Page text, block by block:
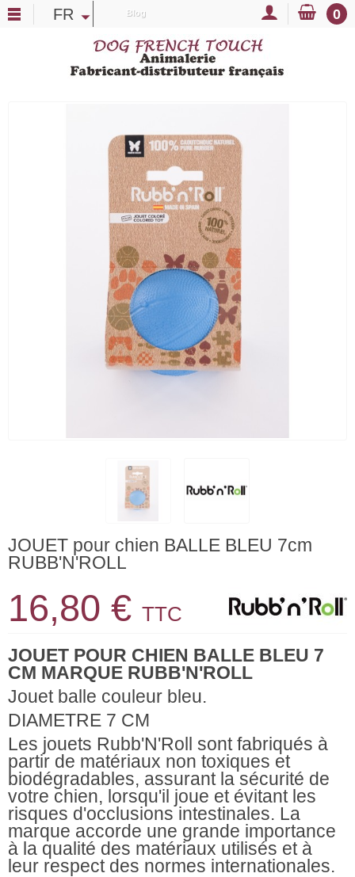
FR Blog 0
JOUET pour chien BALLE BLEU 7cm
RUBB'N'ROLL
16,80 € TTC
JOUET POUR CHIEN BALLE BLEU 7
CM MARQUE RUBB'N'ROLL
Jouet balle couleur bleu.
DIAMETRE 7 CM
Les jouets Rubb'N'Roll sont fabriqués à
partir de matériaux non toxiques et
biodégradables, assurant la sécurité de
votre chien, lorsqu'il joue et évitant les
risques d'occlusions intestinales. La
marque accorde une grande importance
à la qualité des matériaux utilisés et à
leur respect des normes internationales.